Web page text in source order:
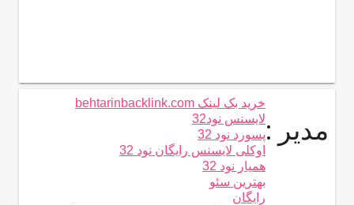
مدیر :
خرید بک لینک behtarinbacklink.com
لایسنس نود32
پسورد نود 32
اوکلی لایسنس رایگان نود 32
همیار نود 32
بهترین سئو
رایگان